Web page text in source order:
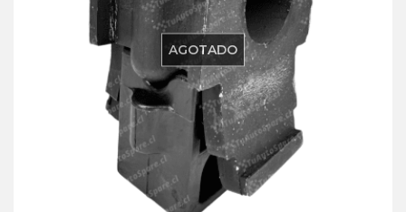
AGOTADO